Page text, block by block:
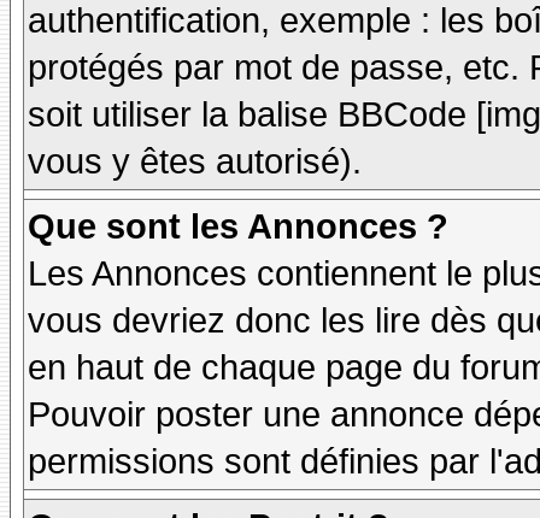
authentification, exemple : les
protégés par mot de passe, etc.
soit utiliser la balise BBCode
vous y êtes autorisé).
Que sont les Annonces ?
Les Annonces contiennent le
vous devriez donc les lire dès
en haut de chaque page du
Pouvoir poster une annonce
permissions sont définies par